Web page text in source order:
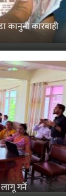
कारबाही
गर्ने